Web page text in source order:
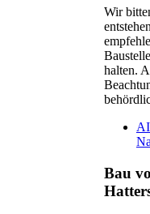
Wir
halten.
Bau